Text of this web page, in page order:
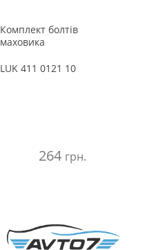
Комплект болтів
маховика
LUK 411 0121 10
264 грн.